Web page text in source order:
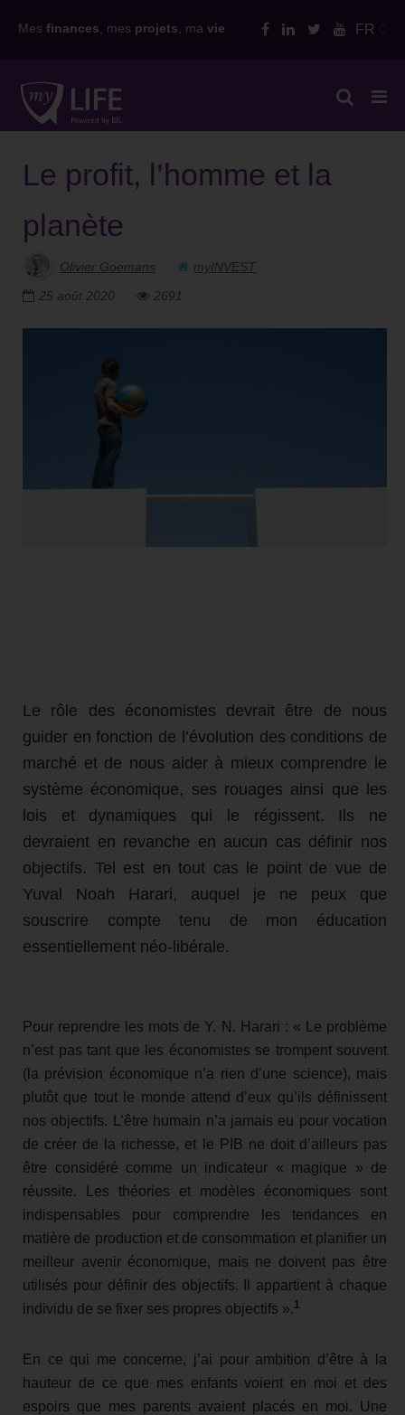
to
Mes finances , mes projets , ma vie FR
Le profit, l’homme et la
planète
Olivier Goemans
myINVEST
25 août 2020
2691
Le rôle des économistes devrait être de nous
guider en fonction de l’évolution des conditions de
marché et de nous aider à mieux comprendre le
système économique, ses rouages ainsi que les
lois et dynamiques qui le régissent. Ils ne
devraient en revanche en aucun cas définir nos
objectifs. Tel est en tout cas le point de vue de
Yuval Noah Harari, auquel je ne peux que
souscrire compte tenu de mon éducation
essentiellement néo-libérale.
Pour reprendre les mots de Y. N. Harari : « Le problème
n’est pas tant que les économistes se trompent souvent
(la prévision économique n’a rien d’une science), mais
plutôt que tout le monde attend d’eux qu’ils définissent
nos objectifs. L’être humain n’a jamais eu pour vocation
de créer de la richesse, et le PIB ne doit d’ailleurs pas
être considéré comme un indicateur « magique » de
réussite. Les théories et modèles économiques sont
indispensables pour comprendre les tendances en
matière de production et de consommation et planifier un
meilleur avenir économique, mais ne doivent pas être
utilisés pour définir des objectifs. Il appartient à chaque
individu de se fixer ses propres objectifs ».1
En ce qui me concerne, j’ai pour ambition d’être à la
hauteur de ce que mes enfants voient en moi et des
espoirs que mes parents avaient placés en moi. Une